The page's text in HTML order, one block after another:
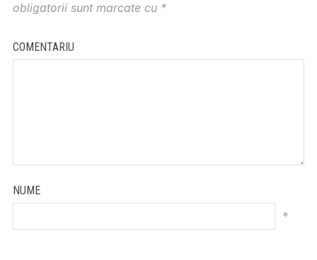
obligatorii sunt marcate cu *
COMENTARIU
NUME
*